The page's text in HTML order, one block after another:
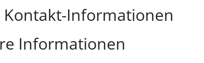
Kontakt-Informationen
Informationen